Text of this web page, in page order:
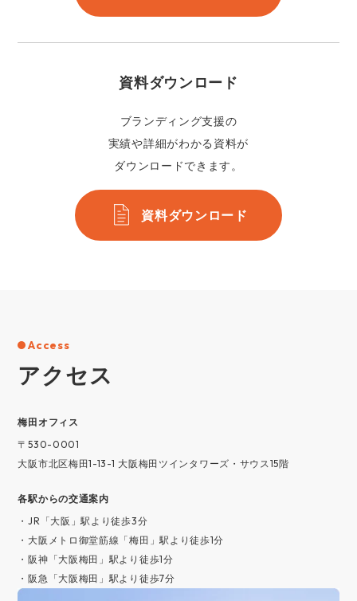
資料ダウンロード
ブランディング支援の
実績や詳細がわかる資料が
ダウンロードできます。
資料ダウンロード
Access
アクセス
梅⽥オフィス
〒530-0001
大阪市北区梅田1-13-1 大阪梅田ツインタワーズ・サウス15階
各駅からの交通案内
・JR「大阪」駅より徒歩3分
・大阪メトロ御堂筋線「梅田」駅より徒歩1分
・阪神「大阪梅田」駅より徒歩1分
・阪急「大阪梅田」駅より徒歩7分